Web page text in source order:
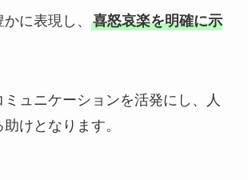
に表現し、
喜怒哀楽を明確に示
ミュニケーションを活発にし、人
けとなります。